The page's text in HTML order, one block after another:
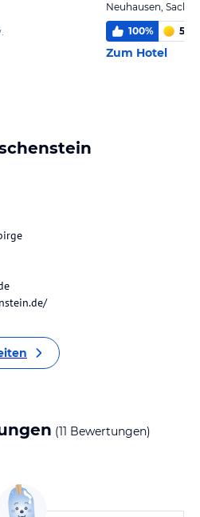
Neuhausen,
100% 5,1
Zum Hotel
(11 Bewertungen)